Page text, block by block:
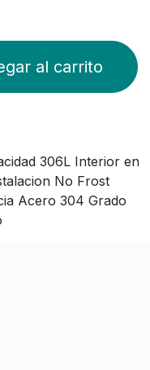
al carrito
306L Interior en
No Frost
Acero 304 Grado